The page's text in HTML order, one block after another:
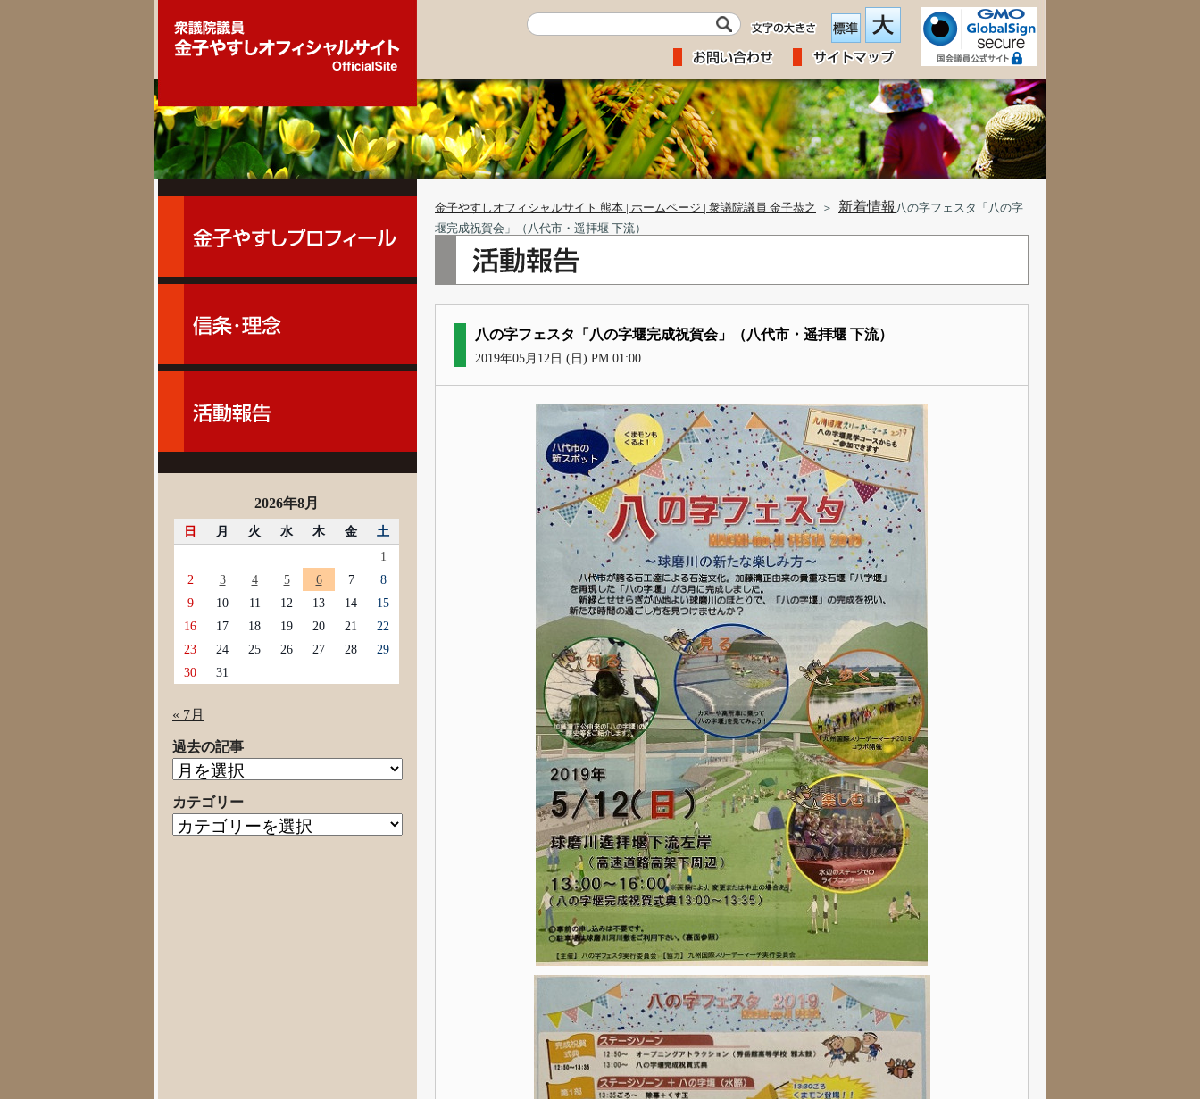
金子やすしオフィシャルサイト 熊本 | ホームページ | 衆議院議員 金子恭之 ＞ 新着情報 八の字フェスタ「八の字
堰完成祝賀会」（八代市・遥拝堰 下流）
八の字フェスタ「八の字堰完成祝賀会」（八代市・遥拝堰 下流）
2019年05月12日 (日) PM 01:00
2026年8月
日 月 火 水 木 金
土
1
2
3 4 5 6 7
8
9
10 11 12 13 14
15
16
17 18 19 20 21
22
23
24 25 26 27 28
29
30
31
« 7月
過去の記事
過
の
記
カテゴリー
カ